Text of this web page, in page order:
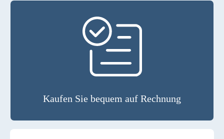
Kaufen Sie bequem auf Rechnung